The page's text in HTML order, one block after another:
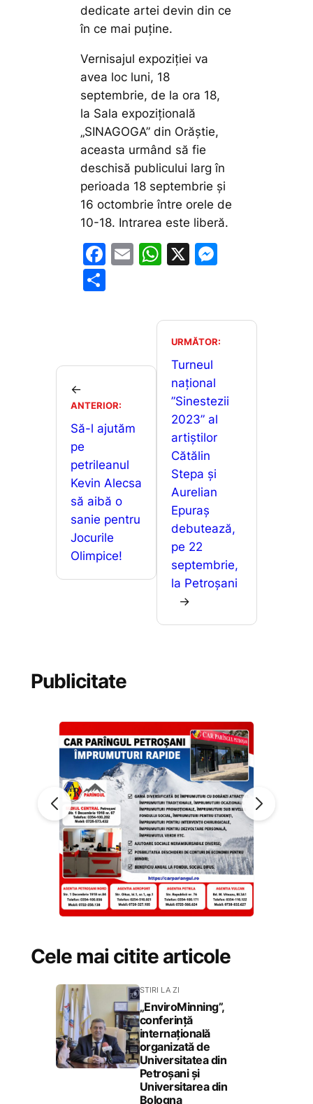
dedicate artei devin din ce
în ce mai puţine.
Vernisajul expoziției va
avea loc luni, 18
septembrie, de la ora 18,
la Sala expozițională
„SINAGOGA” din Orăștie,
aceasta urmând să fie
deschisă publicului larg în
perioada 18 septembrie și
16 octombrie între orele de
10-18. Intrarea este liberă.
F
o
k
E
W
s
A
p
p
X
s
e
er
a
ă
←
ANTERIOR:
Să-l ajutăm
pe
petrileanul
Kevin Alecsa
să aibă o
sanie pentru
Jocurile
Olimpice!
URMĂTOR:
Turneul
național
”Sinestezii
2023” al
artiștilor
Cătălin
Stepa și
Aurelian
Epuraș
debutează,
pe 22
septembrie,
la Petroșani
→
Publicitate
Cele mai citite articole
STIRI LA ZI
„EnviroMinning”,
conferință
internațională
organizată de
Universitatea din
Petroșani și
Universitarea din
Bologna